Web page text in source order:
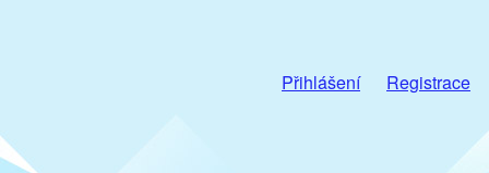
Přihlášení Registrace